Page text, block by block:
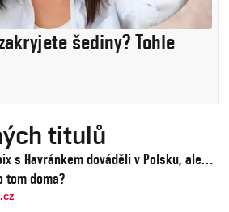
šediny? Tohle
titulů
s Havránkem dováděli v Polsku, ale…
tom doma?